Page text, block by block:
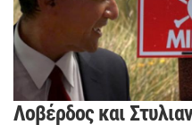
Λοβέρδος και